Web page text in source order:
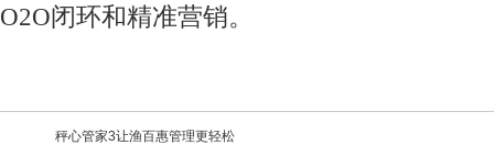
O2O闭环和精准营销。
秤心管家3让渔百惠管理更轻松